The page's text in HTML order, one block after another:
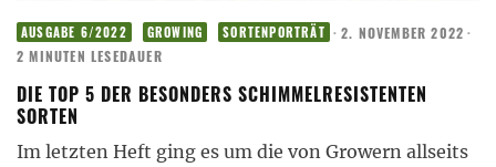
AUSGABE 6/2022 GROWING SORTENPORTRÄT · 2. NOVEMBER 2022 ·
2 MINUTEN LESEDAUER
DIE TOP 5 DER BESONDERS SCHIMMELRESISTENTEN
SORTEN
Im letzten Heft ging es um die von Growern allseits